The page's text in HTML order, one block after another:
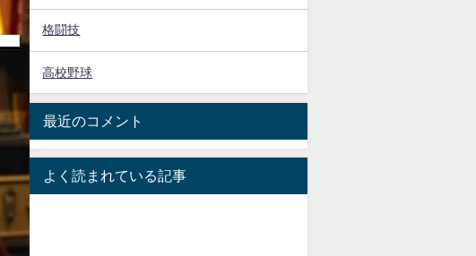
格闘技
高校野球
最近のコメント
よく読まれている記事